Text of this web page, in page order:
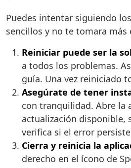
Puedes intentar siguiendo
sencillos y no te tomara más
Reiniciar puede ser la
a todos los problemas.
guía. Una vez reiniciado
Asegúrate de tener
con tranquilidad. Abre la
actualización disponible,
verifica si el error
Cierra y reinicia la
derecho en el ícono de